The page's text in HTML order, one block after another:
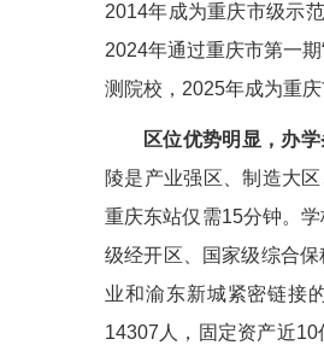
2014年成为重庆市级示
2024年通过重庆市第一
测院校，2025年成为重庆
区位优势明显，办学
陵是产业强区、制造大
重庆东站仅需15分钟。
级经开区、国家级综合
业和渝东新城紧密链接
14307人，固定资产近